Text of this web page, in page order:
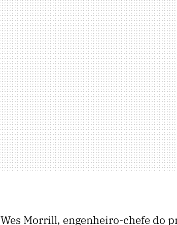
Wes Morrill, engenheiro-chefe do